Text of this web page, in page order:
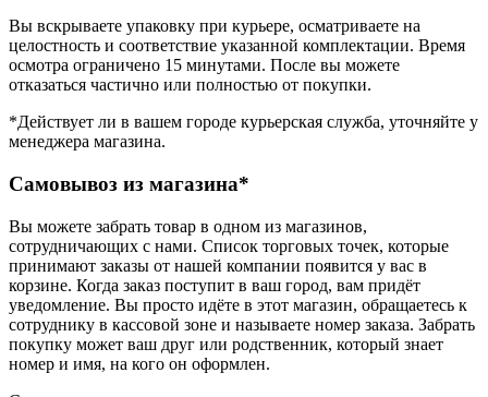
Вы вскрываете упаковку при курьере, осматриваете на
целостность и соответствие указанной комплектации. Время
осмотра ограничено 15 минутами. После вы можете
отказаться частично или полностью от покупки.
*Действует ли в вашем городе курьерская служба, уточняйте у
менеджера магазина.
Самовывоз из магазина*
Вы можете забрать товар в одном из магазинов,
сотрудничающих с нами. Список торговых точек, которые
принимают заказы от нашей компании появится у вас в
корзине. Когда заказ поступит в ваш город, вам придёт
уведомление. Вы просто идёте в этот магазин, обращаетесь к
сотруднику в кассовой зоне и называете номер заказа. Забрать
покупку может ваш друг или родственник, который знает
номер и имя, на кого он оформлен.